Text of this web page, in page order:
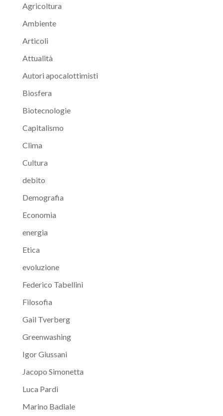
Agricoltura
Ambiente
Articoli
Attualità
Autori apocalottimisti
Biosfera
Biotecnologie
Capitalismo
Clima
Cultura
debito
Demografia
Economia
energia
Etica
evoluzione
Federico Tabellini
Filosofia
Gail Tverberg
Greenwashing
Igor Giussani
Jacopo Simonetta
Luca Pardi
Marino Badiale